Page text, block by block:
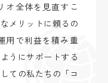
オ全体を見直すこ
メリットに頼るの
用で利益を積み重
うにサポートする
ての私たちの「コ